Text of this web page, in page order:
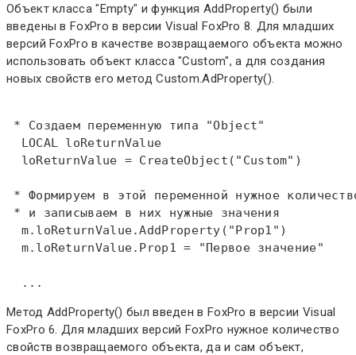
Объект класса "Empty" и функция AddProperty() были
введены в FoxPro в версии Visual FoxPro 8. Для младших
версий FoxPro в качестве возвращаемого объекта можно
использовать объект класса "Custom", а для создания
новых свойств его метод Custom.AdProperty().
* Создаем переменную типа "Object"
LOCAL loReturnValue
  loReturnValue =
CreateObject ("Custom")
* Формируем в этой переменной нужное
* и записываем в них нужные значения
  m.loReturnValue.AddProperty("Prop1")
  m.loReturnValue.Prop1 = "Первое значение"
  ...
Метод AddProperty() был введен в FoxPro в версии Visual
FoxPro 6. Для младших версий FoxPro нужное количество
свойств возвращаемого объекта, да и сам объект,